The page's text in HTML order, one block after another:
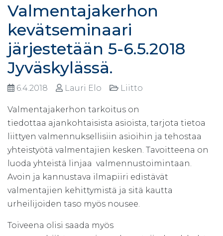
Valmentajakerhon
kevätseminaari
järjestetään 5-6.5.2018
Jyväskylässä.
6.4.2018 Lauri Elo Liitto
Valmentajakerhon tarkoitus on
tiedottaa ajankohtaisista asioista, tarjota tietoa
liittyen valmennuksellisiin asioihin ja tehostaa
yhteistyötä valmentajien kesken. Tavoitteena on
luoda yhteistä linjaa valmennustoimintaan.
Avoin ja kannustava ilmapiiri edistävät
valmentajien kehittymistä ja sitä kautta
urheilijoiden taso myös nousee.
Toiveena olisi saada myös